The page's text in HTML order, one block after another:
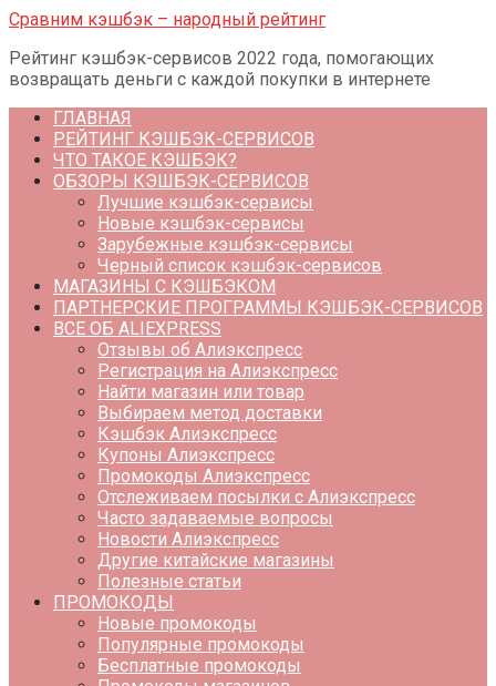
Перейти
контенту
Сравним кэшбэк – народный рейтинг
Рейтинг кэшбэк-сервисов 2022 года, помогающих
возвращать деньги с каждой покупки в интернете
ГЛАВНАЯ
РЕЙТИНГ КЭШБЭК-СЕРВИСОВ
ЧТО ТАКОЕ КЭШБЭК?
ОБЗОРЫ КЭШБЭК-СЕРВИСОВ
Лучшие кэшбэк-сервисы
Новые кэшбэк-сервисы
Зарубежные кэшбэк-сервисы
Черный список кэшбэк-сервисов
МАГАЗИНЫ С КЭШБЭКОМ
ПАРТНЕРСКИЕ ПРОГРАММЫ КЭШБЭК-СЕРВИСОВ
ВСЕ ОБ ALIEXPRESS
Отзывы об Алиэкспресс
Регистрация на Алиэкспресс
Найти магазин или товар
Выбираем метод доставки
Кэшбэк Алиэкспресс
Купоны Алиэкспресс
Промокоды Алиэкспресс
Отслеживаем посылки с Алиэкспресс
Часто задаваемые вопросы
Новости Алиэкспресс
Другие китайские магазины
Полезные статьи
ПРОМОКОДЫ
Новые промокоды
Популярные промокоды
Бесплатные промокоды